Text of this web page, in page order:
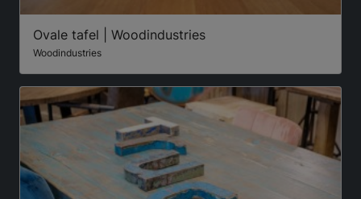
Ovale tafel | Woodindustries
Woodindustries